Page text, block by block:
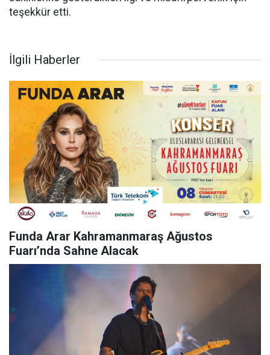
teşekkür etti.
İlgili Haberler
Funda Arar Kahramanmaraş Ağustos
Fuarı’nda Sahne Alacak